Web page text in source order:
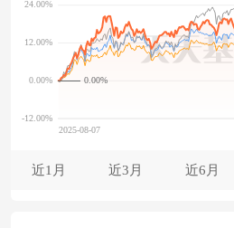
0.00%
近1月 近3月 近6月